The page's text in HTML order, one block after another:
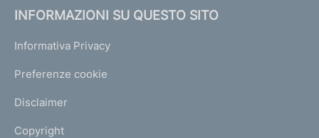
INFORMAZIONI SU QUESTO SITO
Informativa Privacy
Preferenze cookie
Disclaimer
Copyright